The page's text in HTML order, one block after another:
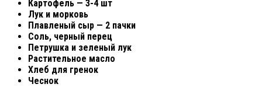
Картофель — 3-4 шт
Лук и морковь
Плавленый сыр — 2 пачки
Соль, черный перец
Петрушка и зеленый лук
Растительное масло
Хлеб для гренок
Чеснок